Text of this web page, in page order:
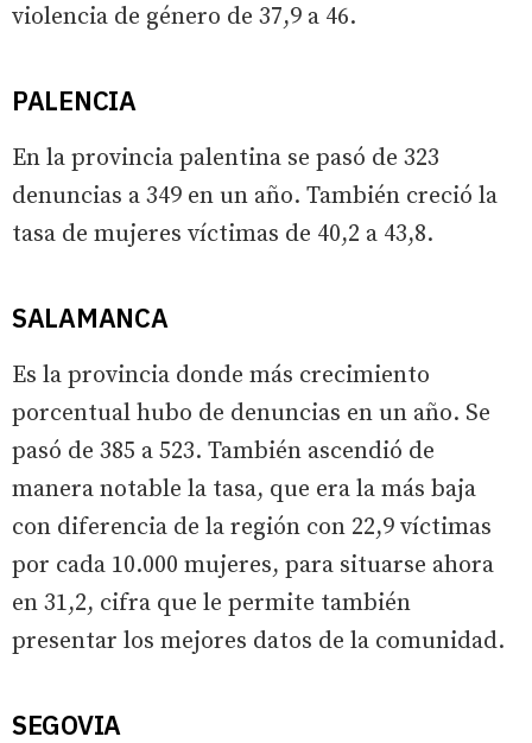
violencia de género de 37,9 a 46.
PALENCIA
En la provincia palentina se pasó de 323
denuncias a 349 en un año. También creció la
tasa de mujeres víctimas de 40,2 a 43,8.
SALAMANCA
Es la provincia donde más crecimiento
porcentual hubo de denuncias en un año. Se
pasó de 385 a 523. También ascendió de
manera notable la tasa, que era la más baja
con diferencia de la región con 22,9 víctimas
por cada 10.000 mujeres, para situarse ahora
en 31,2, cifra que le permite también
presentar los mejores datos de la comunidad.
SEGOVIA